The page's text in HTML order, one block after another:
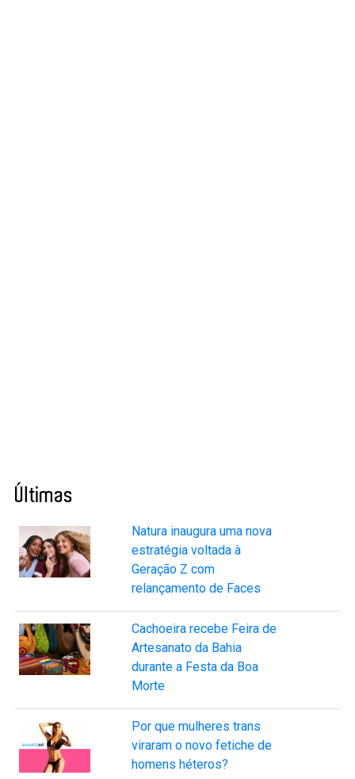
Últimas
Natura inaugura uma nova
estratégia voltada à
Geração Z com
relançamento de Faces
Cachoeira recebe Feira de
Artesanato da Bahia
durante a Festa da Boa
Morte
Por que mulheres trans
viraram o novo fetiche de
homens héteros?